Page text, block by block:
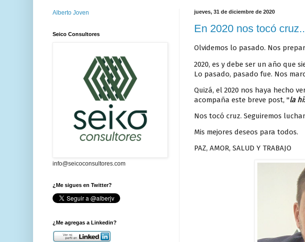
jueves, 31 de diciembre de 2020
En 2020 nos tocó
Olvidemos lo pasado. Nos
2020, es y debe ser un año que
Lo pasado, pasado fue. Nos
Quizá, el 2020 nos haya hecho
acompaña este breve post, "la
Nos tocó cruz. Seguiremos
Mis mejores deseos para todos.
PAZ, AMOR, SALUD Y TRABAJO
Alberto Joven
Seico Consultores
info@seicoconsultores.com
¿Me sigues en Twitter?
¿Me agregas a Linkedin?